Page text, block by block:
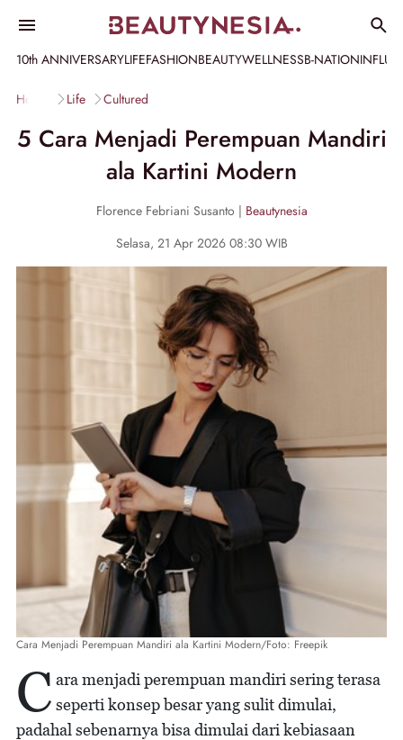
10th ANNIVERSARYLIFEFASHIONBEAUTYWELLNESSB-NATION
Home Life Cultured
5 Cara Menjadi Perempuan Mandiri
ala Kartini Modern
Florence Febriani Susanto | Beautynesia
Selasa, 21 Apr 2026 08:30 WIB
Cara Menjadi Perempuan Mandiri ala Kartini Modern/Foto: Freepik
C ara menjadi perempuan mandiri sering terasa
seperti konsep besar yang sulit dimulai,
padahal sebenarnya bisa dimulai dari kebiasaan